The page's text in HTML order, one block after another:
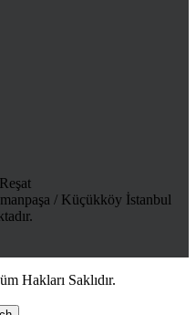
/ Küçükköy İstanbul
Hakları Saklıdır.